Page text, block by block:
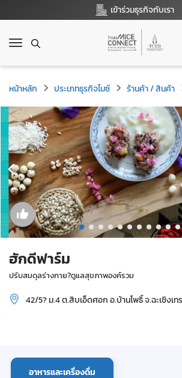
เข้าร่วมธุรกิจกับเรา
T
g
g
l
e
n
a
v
i
g
a
t
i
o
n
หน้าหลัก ประเภทธุรกิจไมซ์ ร้านค้า / สินค้า
ฮักดีฟาร์ม
ปรับสมดุลร่างกาย?ดูแลสุขภาพองค์รวม
42/5? ม.4 ต.สิบเอ็ดศอก อ.บ้านโพธิ์ จ.ฉะเชิงเท
อาหารและเครื่องดื่ม